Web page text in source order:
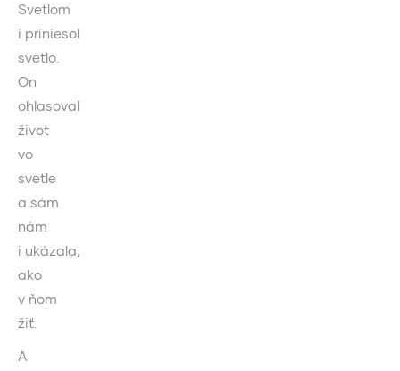
Svetlom
i priniesol
svetlo.
On
ohlasoval
život
vo
svetle
a sám
nám
i ukázala,
ako
v ňom
žiť.
A